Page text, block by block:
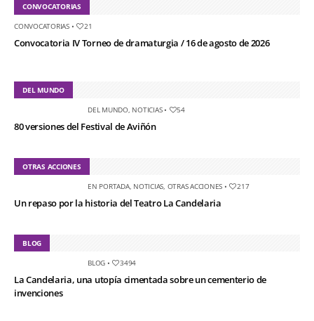
CONVOCATORIAS
CONVOCATORIAS• 21
Convocatoria IV Torneo de dramaturgia / 16 de agosto de 2026
DEL MUNDO
DEL MUNDO, NOTICIAS• 54
80 versiones del Festival de Aviñón
OTRAS ACCIONES
EN PORTADA, NOTICIAS OTRAS ACCIONES • 217
Un repaso por la historia del Teatro La Candelaria
BLOG
BLOG • 3494
La Candelaria, una utopía cimentada sobre un cementerio de
invenciones